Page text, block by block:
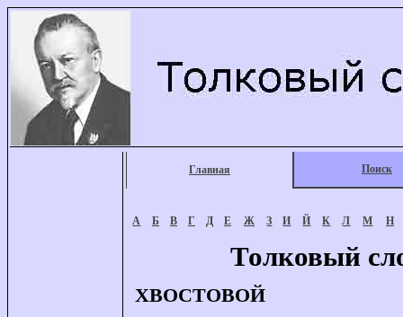
Главная Поиск
А Б В Г Д Е Ж З И Й К Л М Н
Толковый
ХВОСТОВОЙ